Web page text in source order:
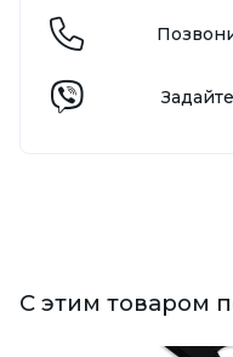
С этим товаром